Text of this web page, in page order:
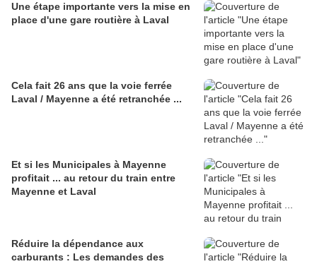
Une étape importante vers la mise en
place d'une gare routière à Laval
Cela fait 26 ans que la voie ferrée
Laval / Mayenne a été retranchée ...
Et si les Municipales à Mayenne
profitait ... au retour du train entre
Mayenne et Laval
Réduire la dépendance aux
carburants : Les demandes des